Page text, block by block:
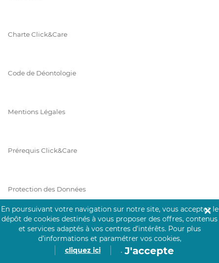
Charte Click&Care
Code de Déontologie
Mentions Légales
Prérequis Click&Care
Protection des Données
Vie Privée
En poursuivant votre navigation sur notre site, vous acceptez le
dépôt de cookies destinés à vous proposer des offres, contenus
et services adaptés à vos centres d’intérêts. Pour plus
d’informations et paramétrer vos cookies,
cliquez ici
. J'accepte
✕